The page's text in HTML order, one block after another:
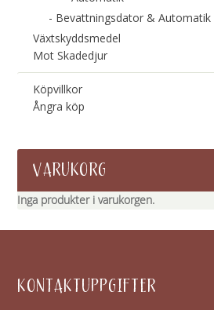
Bevattningsdator & Automatik
Växtskyddsmedel
Mot Skadedjur
Köpvillkor
Ångra köp
VARUKORG
Inga produkter i varukorgen.
KONTAKTUPPGIFTER